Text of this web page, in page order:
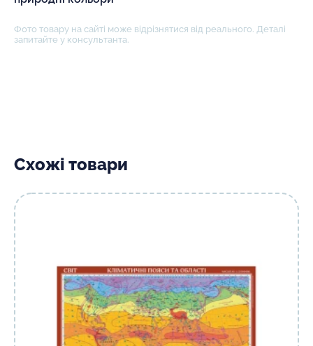
Фото товару на сайті може відрізнятися від реального. Деталі
запитайте у консультанта.
Схожі товари